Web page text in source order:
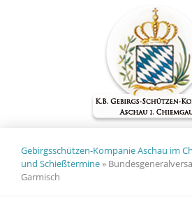
Gebirgsschützen-Kompanie Aschau im
und Schießtermine»
Garmisch